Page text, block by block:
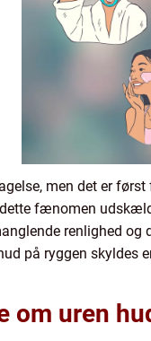
men det er
fænomen
renlighed
på ryggen
om uren